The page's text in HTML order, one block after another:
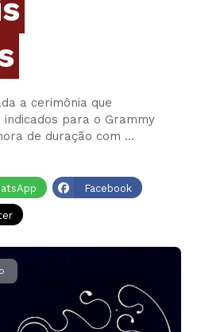
a cerimônia que
para o Grammy
de duração com …
Facebook